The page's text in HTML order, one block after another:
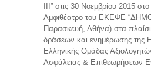
III” στις 30 Νοεμβρίου 2015
Αμφιθέατρο του ΕΚΕΦΕ
Παρασκευή, Αθήνα) στα
δράσεων και ενημέρωσης της
Ελληνικής Ομάδας
Ασφάλειας & Επιθεωρήσεων